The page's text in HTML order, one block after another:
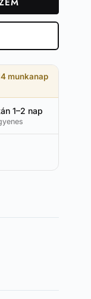
munkanap
1–2 nap